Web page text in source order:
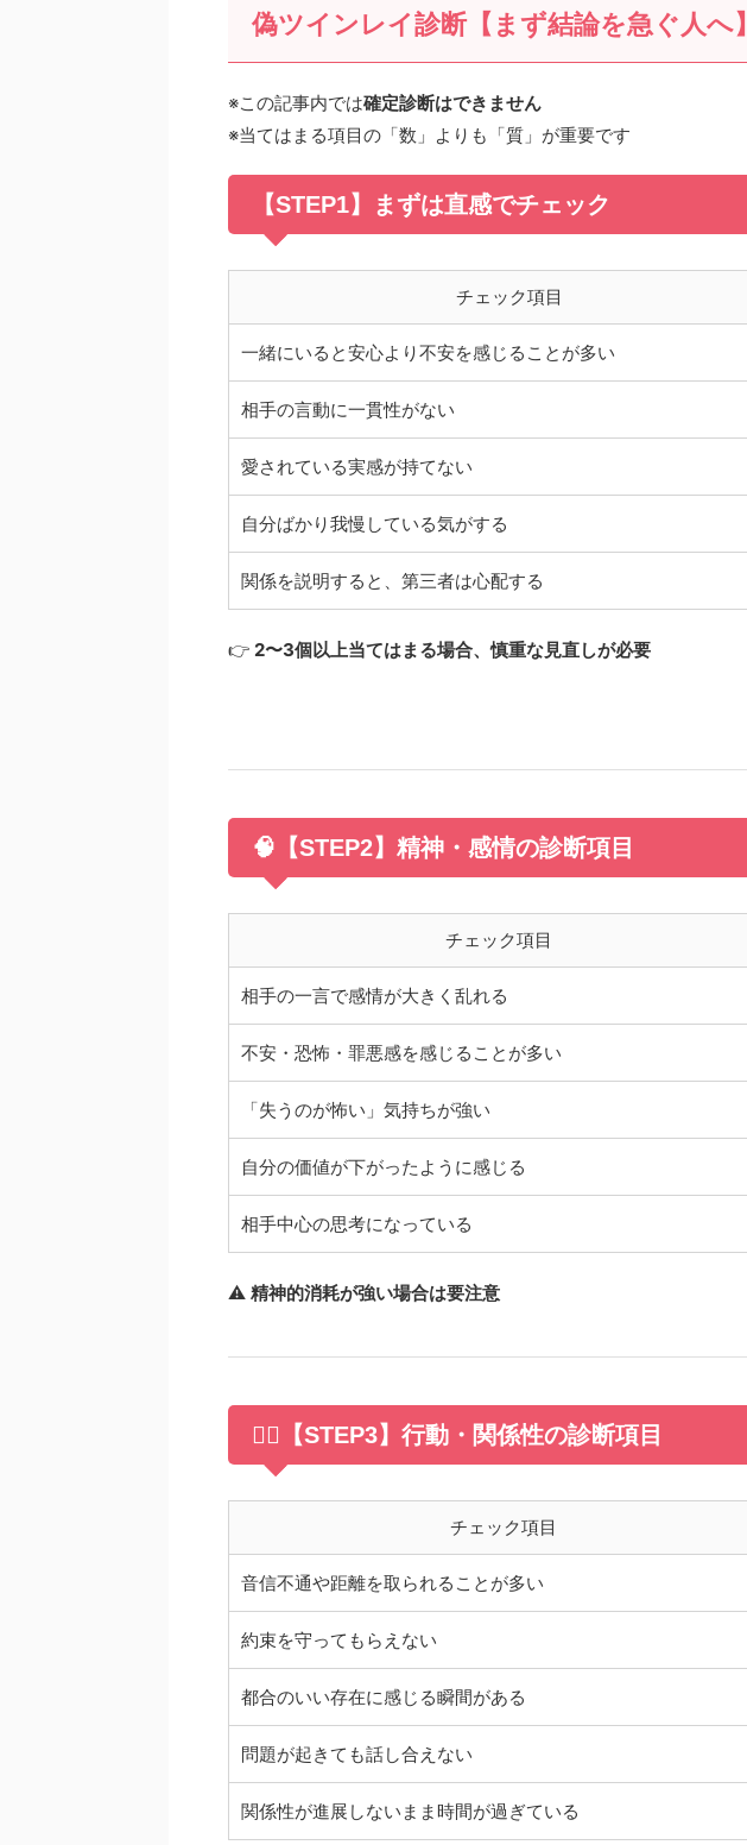
偽ツインレイ診断【まず結論を急ぐ人へ】
※この記事内では確定診断はできません
※当てはまる項目の「数」よりも「質」が重要です
【STEP1】まずは直感でチェック
チェック項目
一緒にいると安心より不安を感じることが多い
相手の言動に一貫性がない
愛されている実感が持てない
自分ばかり我慢している気がする
関係を説明すると、第三者は心配する
👉 2〜3個以上当てはまる場合、慎重な見直しが必要
🧠【STEP2】精神・感情の診断項目
チェック項目
相手の一言で感情が大きく乱れる
不安・恐怖・罪悪感を感じることが多い
「失うのが怖い」気持ちが強い
自分の価値が下がったように感じる
相手中心の思考になっている
⚠️ 精神的消耗が強い場合は要注意
🧍‍♀️【STEP3】行動・関係性の診断項目
チェック項目
音信不通や距離を取られることが多い
約束を守ってもらえない
都合のいい存在に感じる瞬間がある
問題が起きても話し合えない
関係性が進展しないまま時間が過ぎている